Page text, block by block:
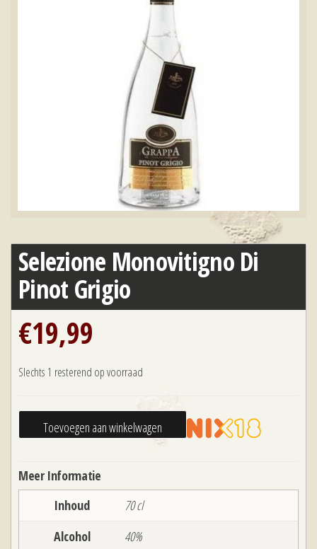
Selezione Monovitigno Di
Pinot Grigio
€19,99
Slechts 1 resterend op voorraad
Selezione
Monovitigno
Pinot
aantal
Toevoegen aan winkelwagen
Meer Informatie
Inhoud
70 cl
Alcohol
40%